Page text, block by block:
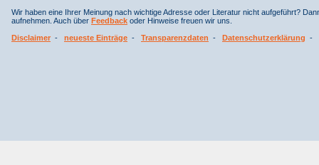
Wir haben eine Ihrer Meinung nach wichtige Adresse oder Literatur nicht aufgeführt?
aufnehmen. Auch über Feedback oder Hinweise freuen wir uns.
Disclaimer - neueste Einträge - Transparenzdaten - Datenschutzerklärung -